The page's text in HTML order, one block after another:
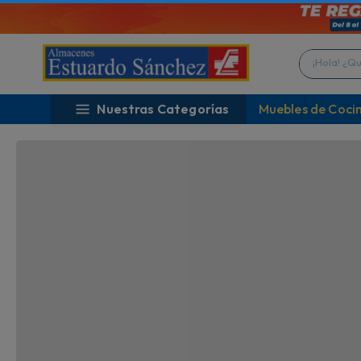
¡Hola! ¿Qué
Nuestras Categorías Muebles de
Vigencia hasta 10 Agosto